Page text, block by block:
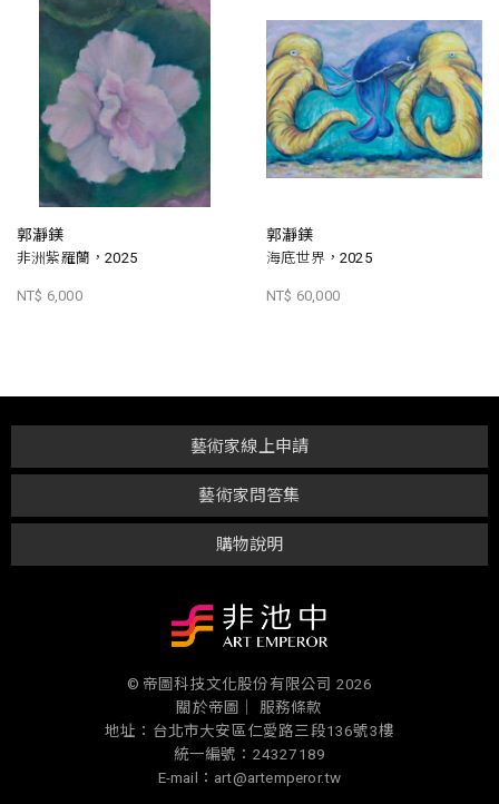
郭瀞鎂
非洲紫羅蘭，2025
NT$ 6,000
郭瀞鎂
海底世界，2025
NT$ 60,000
購物說明
藝術家問答集
藝術家線上申請
© 帝圖科技文化股份有限公司 2026
關於帝圖｜
服務條款
地址：台北市大安區仁愛路三段136號3樓
統一編號：24327189
E-mail：art@artemperor.tw